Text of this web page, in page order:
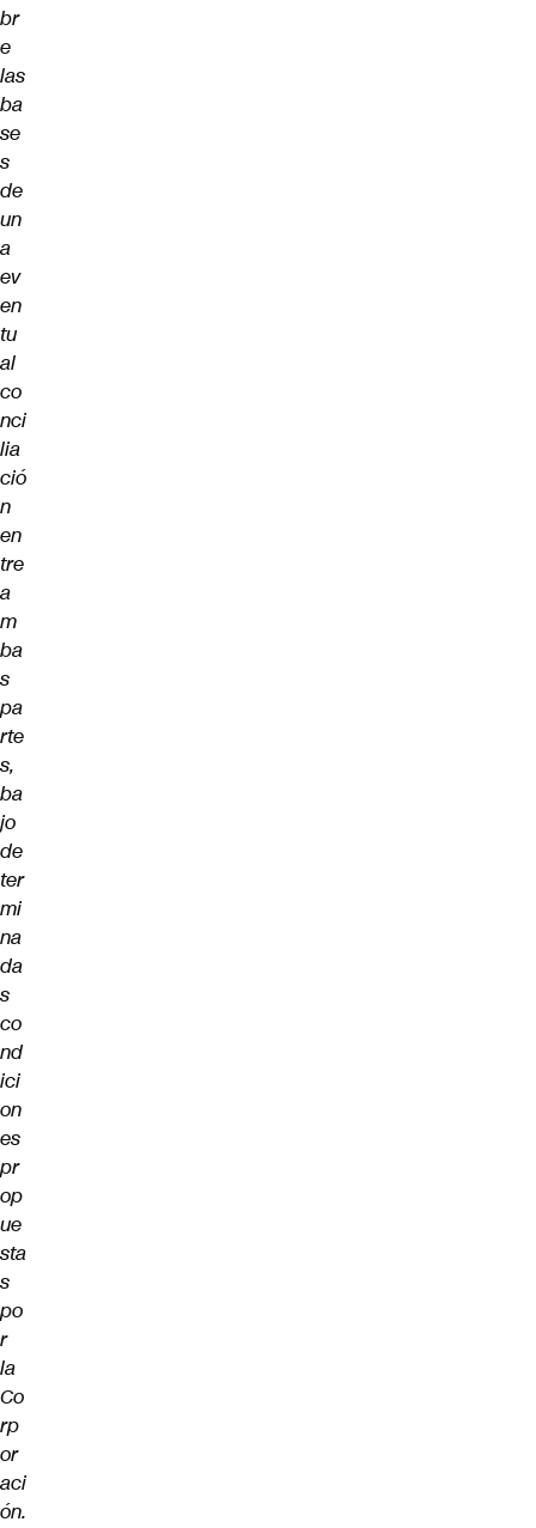
br
e
las
ba
se
s
de
un
a
ev
en
tu
al
co
nci
lia
ció
n
en
tre
a
m
ba
s
pa
rte
s,
ba
jo
de
ter
mi
na
da
s
co
nd
ici
on
es
pr
op
ue
sta
s
po
r
la
Co
rp
or
aci
ón.